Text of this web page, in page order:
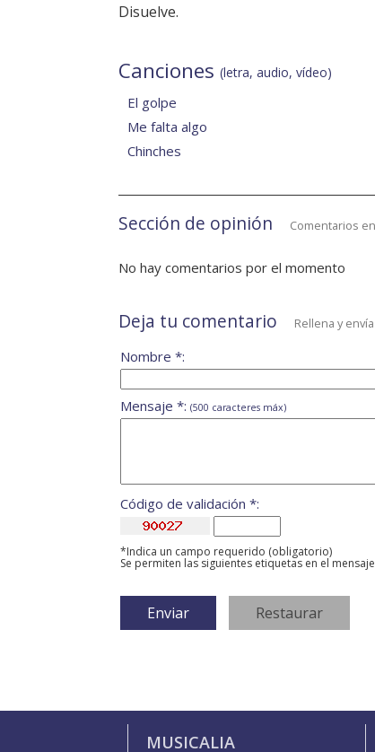
Disuelve.
Canciones (letra, audio, vídeo)
El golpe
Me falta algo
Chinches
Sección de opinión Comentarios
No hay comentarios por el momento
Deja tu comentario Rellena y
Nombre *:
Mensaje *: (500 caracteres máx)
Código de validación *:
*Indica un campo requerido (obligatorio)
Se permiten las siguientes etiquetas en el
MUSICALIA